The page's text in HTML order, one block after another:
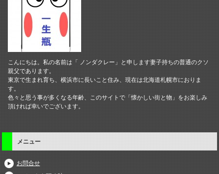
こんにちは。私の名前は「 ノンダクレー」と申します妻子持ちの普通のクソ
親父であります。
東京で生まれ育ち、横浜市に長いこと住み、現在は北海道札幌市におりま
す。
色々と思う事が多くなる年齢、このサイトで「懐かしい街と物」をお楽しみ
頂ければ幸いでございます。
メニュー
お問合せ